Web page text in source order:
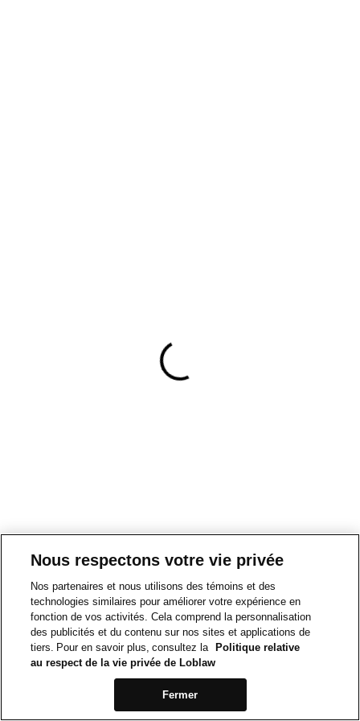
Nous respectons votre vie privée
Nos partenaires et nous utilisons des témoins et des
technologies similaires pour améliorer votre expérience en
fonction de vos activités. Cela comprend la personnalisation
des publicités et du contenu sur nos sites et applications de
tiers. Pour en savoir plus, consultez la
Politique relative
au respect de la vie privée de Loblaw
Fermer